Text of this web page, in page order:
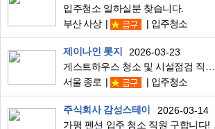
입주청소 일하실분 찾습니다.
부산 사상
입주청소
제이나인 롯지
2026-03-23
서울 종로
입주청소
주식회사 감성스테이
2026-03-14